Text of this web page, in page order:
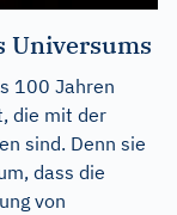
Universums
100 Jahren
die mit der
sind. Denn sie
dass die
von